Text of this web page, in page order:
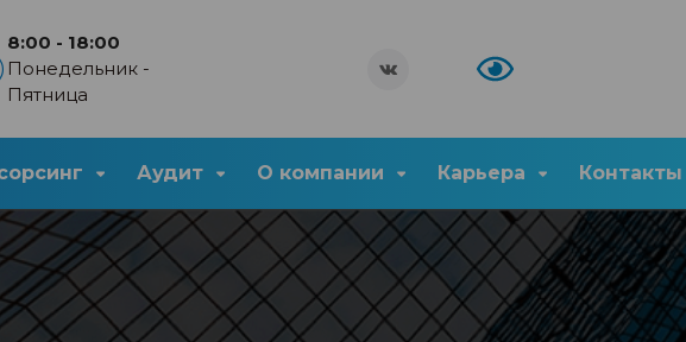
8:00 - 18:00
Понедельник -
Пятница
Аудит О компании Карьера Контакты